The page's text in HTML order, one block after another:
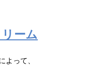
ーム
よって、